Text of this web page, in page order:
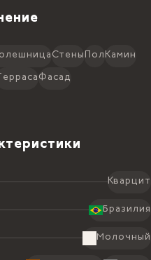
Стены Пол Камин
Фасад
Кварцит
Бразилия
Молочный